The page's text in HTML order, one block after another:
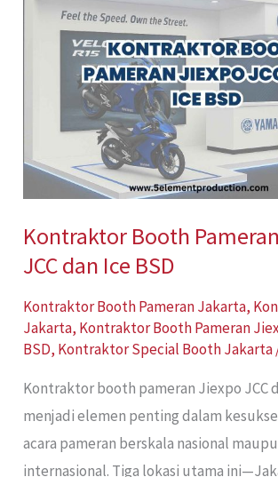
Kontraktor Booth
JCC dan Ice BSD
Kontraktor Booth Pameran Jakarta,
Jakarta, Kontraktor Booth Pameran
BSD, Kontraktor Special Booth Jakarta
Kontraktor booth pameran Jiexpo JCC
menjadi elemen penting dalam
acara pameran berskala nasional
internasional. Tiga lokasi utama
Pameran